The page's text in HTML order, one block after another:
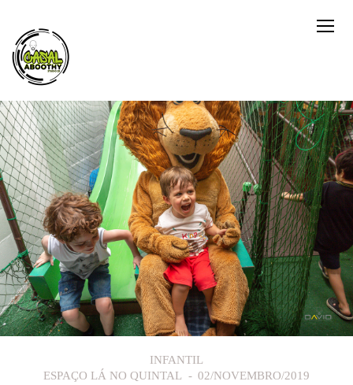
INFANTIL
ESPAÇO LÁ NO QUINTAL
02/NOVEMBRO/2019